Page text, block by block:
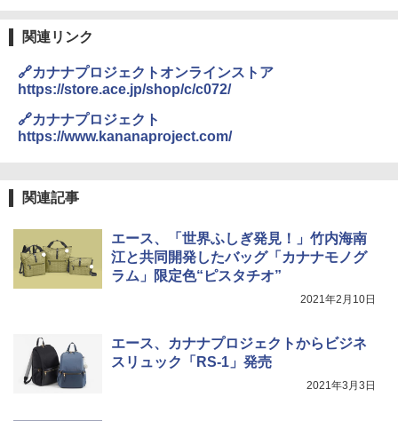
関連リンク
🔗カナナプロジェクトオンラインストア
https://store.ace.jp/shop/c/c072/
🔗カナナプロジェクト
https://www.kananaproject.com/
関連記事
エース、「世界ふしぎ発見！」竹内海南
江と共同開発したバッグ「カナナモノグ
ラム」限定色“ピスタチオ”
2021年2月10日
エース、カナナプロジェクトからビジネ
スリュック「RS-1」発売
2021年3月3日